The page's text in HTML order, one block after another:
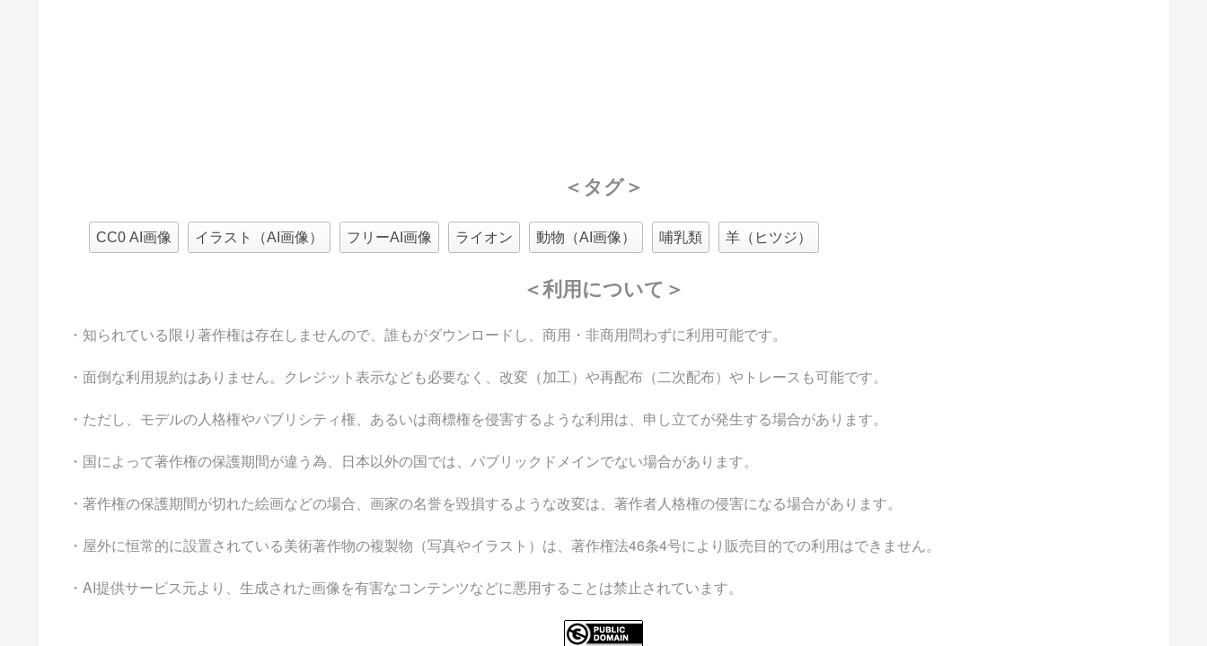
＜タグ＞
CC0 AI画像 イラスト（AI画像） フリーAI画像 ライオン 動物（AI画像） 哺乳類 羊（ヒツジ）
＜利用について＞
・知られている限り著作権は存在しませんので、誰もがダウンロードし、商用・非商用問わずに利用可能です。
・面倒な利用規約はありません。クレジット表示なども必要なく、改変（加工）や再配布（二次配布）やトレースも可能です。
・ただし、モデルの人格権やパブリシティ権、あるいは商標権を侵害するような利用は、申し立てが発生する場合があります。
・国によって著作権の保護期間が違う為、日本以外の国では、パブリックドメインでない場合があります。
・著作権の保護期間が切れた絵画などの場合、画家の名誉を毀損するような改変は、著作者人格権の侵害になる場合があります。
・屋外に恒常的に設置されている美術著作物の複製物（写真やイラスト）は、著作権法46条4号により販売目的での利用はできません。
・AI提供サービス元より、生成された画像を有害なコンテンツなどに悪用することは禁止されています。